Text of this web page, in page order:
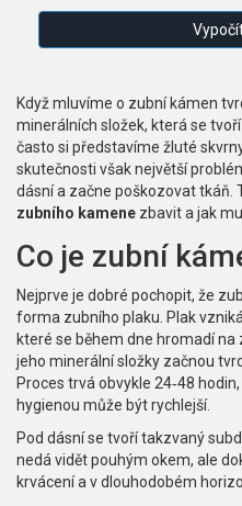
Když mluvíme o zubní kámen
minerálních složek, která se
často si představíme žluté
skutečnosti však největší
dásní a začne poškozovat tkáň.
zubního kamene zbavit a jak
Co je zubní
Nejprve je dobré pochopit, že
forma zubního plaku . Plak
které se během dne hromadí
jeho minerální složky začnou
Proces trvá obvykle 24‑48
hygienou může být rychlejší.
Pod dásní se tvoří takzvaný
nedá vidět pouhým okem, ale
krvácení a v dlouhodobém